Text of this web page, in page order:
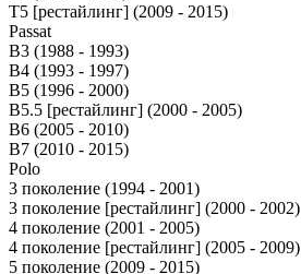
T5 [рестайлинг] (2009 - 2015)
Passat
B3 (1988 - 1993)
B4 (1993 - 1997)
B5 (1996 - 2000)
B5.5 [рестайлинг] (2000 - 2005)
B6 (2005 - 2010)
B7 (2010 - 2015)
Polo
3 поколение (1994 - 2001)
3 поколение [рестайлинг] (2000 - 2002)
4 поколение (2001 - 2005)
4 поколение [рестайлинг] (2005 - 2009)
5 поколение (2009 - 2015)